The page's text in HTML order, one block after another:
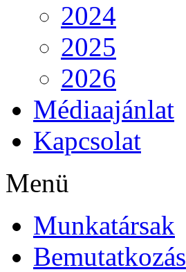
2024
2025
2026
Médiaajánlat
Kapcsolat
Menü
Munkatársak
Bemutatkozás